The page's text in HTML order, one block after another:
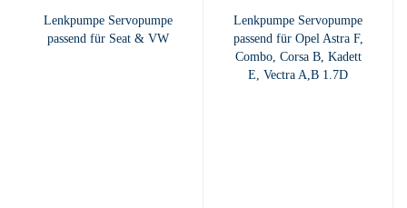
Lenkpumpe Servopumpe
passend für Seat & VW
Lenkpumpe Servopumpe
passend für Opel Astra F,
Combo, Corsa B, Kadett
E, Vectra A,B 1.7D